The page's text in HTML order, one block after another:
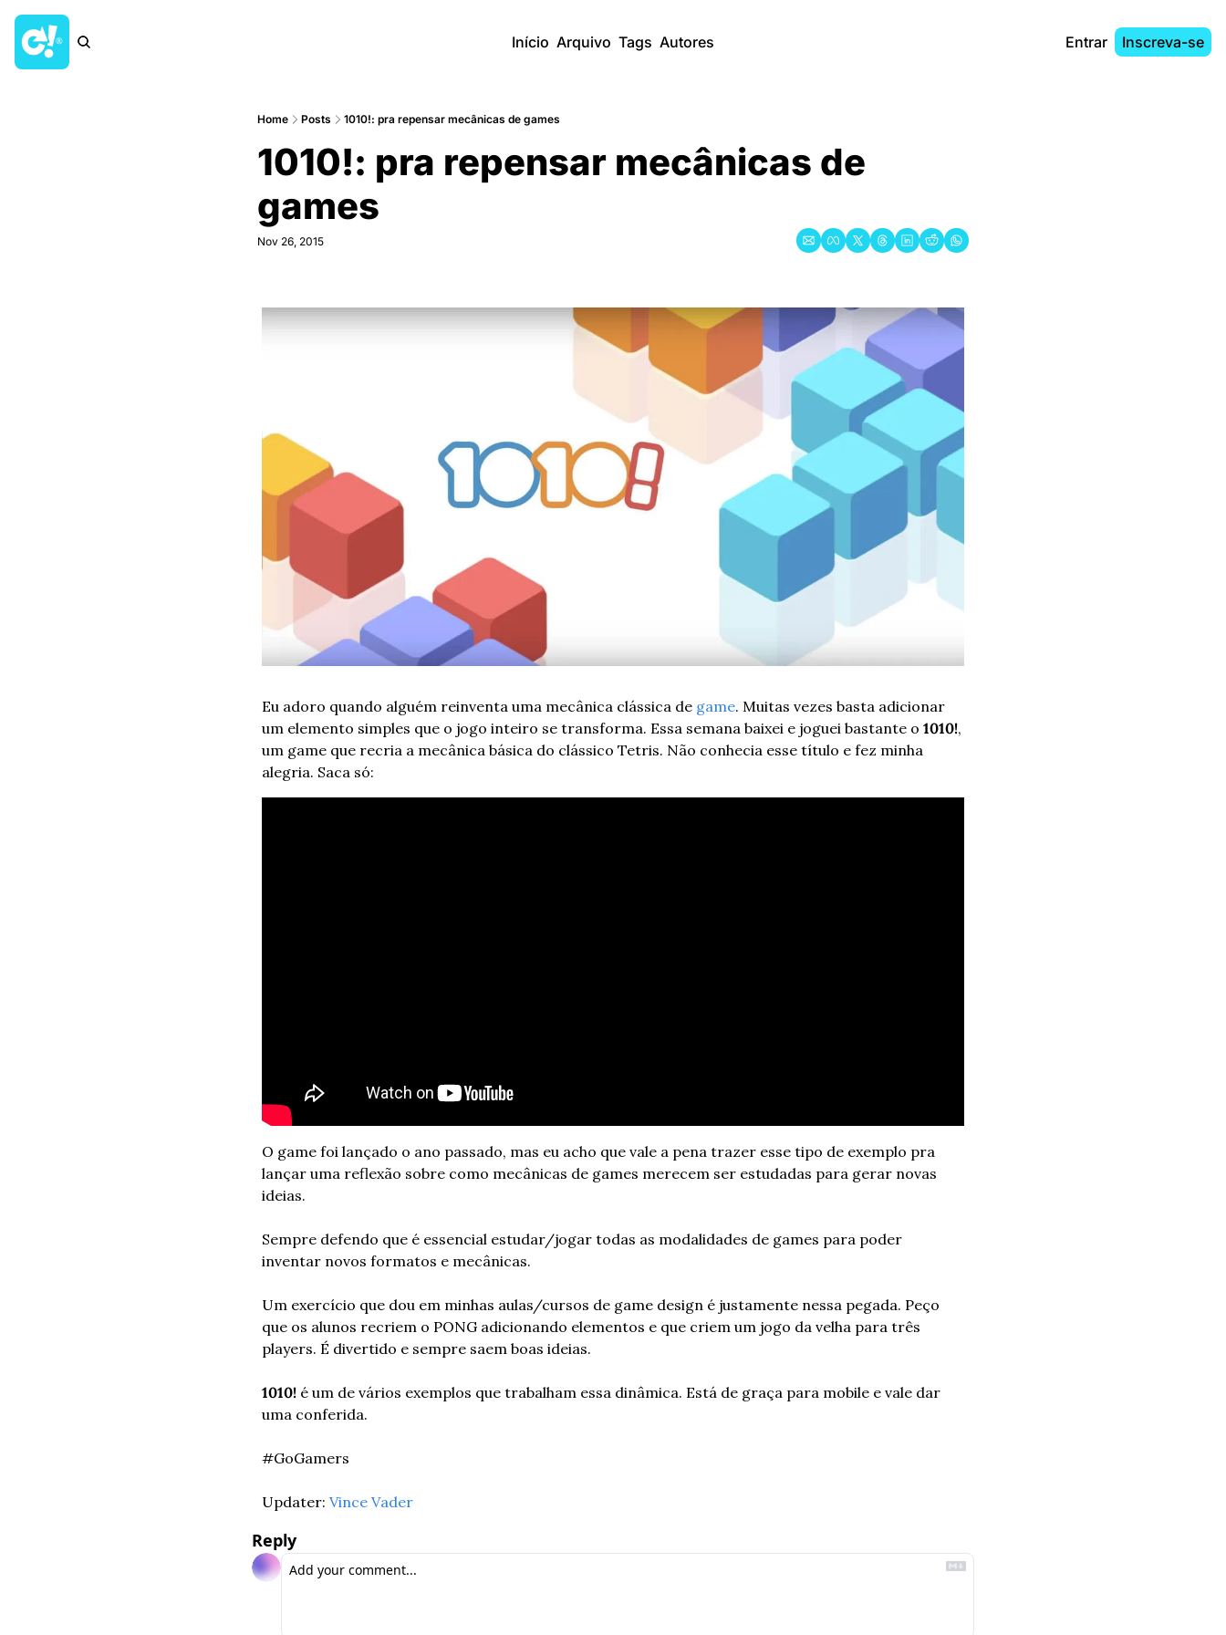
Início Arquivo Tags Autores Entrar Inscreva-se
Home Posts 1010!: pra repensar mecânicas de games
1010!: pra repensar mecânicas de
games
Nov 26, 2015
Eu adoro quando alguém reinventa uma mecânica clássica de game. Muitas vezes basta adicionar
um elemento simples que o jogo inteiro se transforma. Essa semana baixei e joguei bastante o 1010!,
um game que recria a mecânica básica do clássico Tetris. Não conhecia esse título e fez minha
alegria. Saca só:
O game foi lançado o ano passado, mas eu acho que vale a pena trazer esse tipo de exemplo pra
lançar uma reflexão sobre como mecânicas de games merecem ser estudadas para gerar novas
ideias.
Sempre defendo que é essencial estudar/jogar todas as modalidades de games para poder
inventar novos formatos e mecânicas.
Um exercício que dou em minhas aulas/cursos de game design é justamente nessa pegada. Peço
que os alunos recriem o PONG adicionando elementos e que criem um jogo da velha para três
players. É divertido e sempre saem boas ideias.
1010! é um de vários exemplos que trabalham essa dinâmica. Está de graça para mobile e vale dar
uma conferida.
#GoGamers
Updater: Vince Vader
Reply